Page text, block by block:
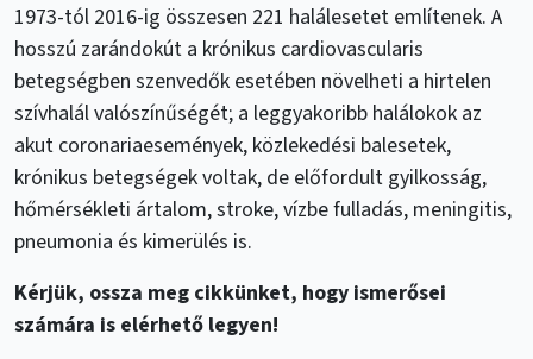
1973-tól 2016-ig összesen 221 halálesetet említenek. A
hosszú zarándokút a krónikus cardiovascularis
betegségben szenvedők esetében növelheti a hirtelen
szívhalál valószínűségét; a leggyakoribb halálokok az
akut coronariaesemények, közlekedési balesetek,
krónikus betegségek voltak, de előfordult gyilkosság,
hőmérsékleti ártalom, stroke, vízbe fulladás, meningitis,
pneumonia és kimerülés is.
Kérjük, ossza meg cikkünket, hogy ismerősei
számára is elérhető legyen!